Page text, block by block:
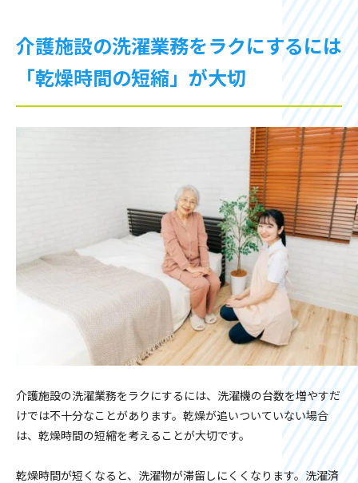
介護施設の洗濯業務をラクにするには
「乾燥時間の短縮」が大切
介護施設の洗濯業務をラクにするには、洗濯機の台数を増やすだ
けでは不十分なことがあります。乾燥が追いついていない場合
は、乾燥時間の短縮を考えることが大切です。
乾燥時間が短くなると、洗濯物が滞留しにくくなります。洗濯済